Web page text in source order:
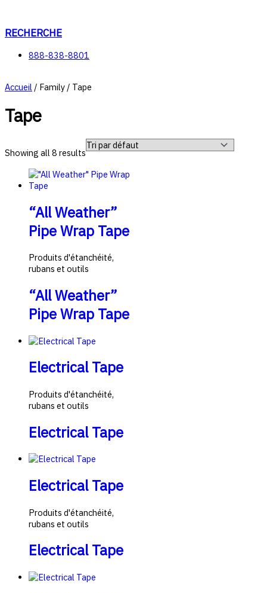
contenu
RECHERCHE
888-838-8801
Accueil / Family / Tape
Tape
Showing all 8 results
“All Weather”
Pipe Wrap Tape
Produits d'étanchéité,
rubans et outils
“All Weather”
Pipe Wrap Tape
Electrical Tape
Produits d'étanchéité,
rubans et outils
Electrical Tape
Electrical Tape
Produits d'étanchéité,
rubans et outils
Electrical Tape